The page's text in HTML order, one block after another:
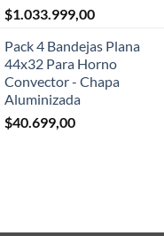
$1.033.999,00
Pack 4 Bandejas Plana
44x32 Para Horno
Convector - Chapa
Aluminizada
$40.699,00